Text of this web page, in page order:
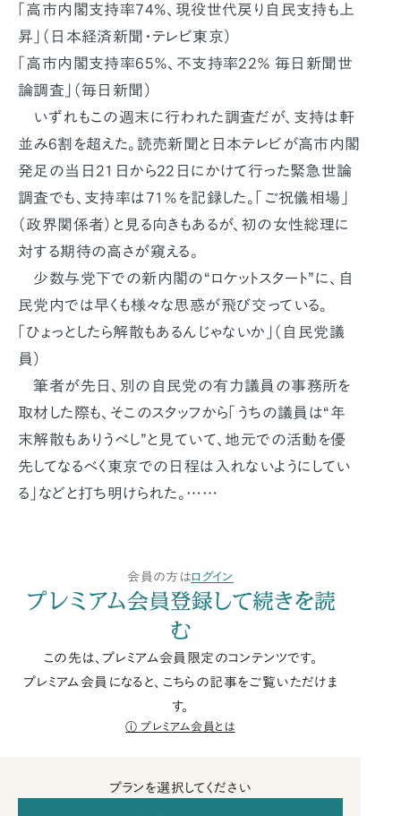
「高市内閣支持率74%、現役世代戻り自民支持も上
昇」（日本経済新聞・テレビ東京）
「高市内閣支持率65％、不支持率22％ 毎日新聞世
論調査」（毎日新聞）
いずれもこの週末に行われた調査だが、支持は軒
並み6割を超えた。読売新聞と日本テレビが高市内閣
発足の当日21日から22日にかけて行った緊急世論
調査でも、支持率は71％を記録した。「ご祝儀相場」
（政界関係者）と見る向きもあるが、初の女性総理に
対する期待の高さが窺える。
少数与党下での新内閣の“ロケットスタート”に、自
民党内では早くも様々な思惑が飛び交っている。
「ひょっとしたら解散もあるんじゃないか」（自民党議
員）
筆者が先日、別の自民党の有力議員の事務所を
取材した際も、そこのスタッフから「うちの議員は“年
末解散もありうべし”と見ていて、地元での活動を優
先してなるべく東京での日程は入れないようにしてい
る」などと打ち明けられた。……
会員の方はログイン
プレミアム会員登録して続きを読
む
この先は、プレミアム会員限定のコンテンツです。
プレミアム会員になると、こちらの記事をご覧いただけま
す。
プレミアム会員とは
プランを選択してください